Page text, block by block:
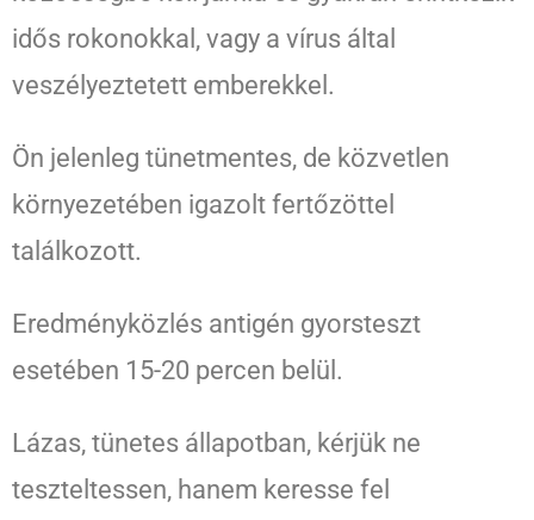
idős rokonokkal, vagy a vírus által
veszélyeztetett emberekkel.
Ön jelenleg tünetmentes, de közvetlen
környezetében igazolt fertőzöttel
találkozott.
Eredményközlés antigén gyorsteszt
esetében 15-20 percen belül.
Lázas, tünetes állapotban, kérjük ne
teszteltessen, hanem keresse fel